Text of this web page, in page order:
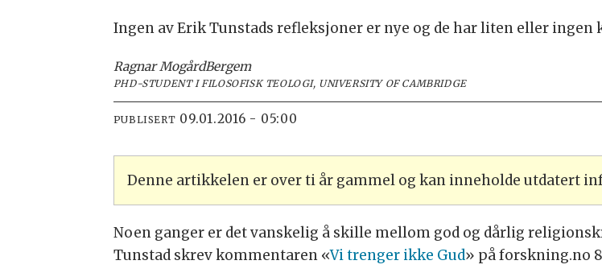
Ingen av Erik Tunstads refleksjoner er nye og de har liten eller
Ragnar MogårdBergem
PHD-STUDENT I FILOSOFISK TEOLOGI, UNIVERSITY OF CAMBRIDGE
PUBLISERT 09.01.2016 - 05:00
Denne artikkelen er over ti år gammel og kan inneholde utdatert
Noen ganger er det vanskelig å skille mellom god og dårlig
Tunstad skrev kommentaren «Vi trenger ikke Gud» på forskning.no